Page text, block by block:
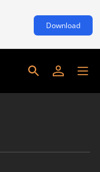
Download